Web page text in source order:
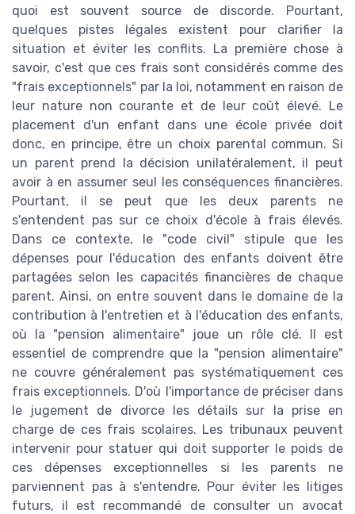
quoi est souvent source de discorde. Pourtant,
quelques pistes légales existent pour clarifier la
situation et éviter les conflits. La première chose à
savoir, c'est que ces frais sont considérés comme des
"frais exceptionnels" par la loi, notamment en raison de
leur nature non courante et de leur coût élevé. Le
placement d'un enfant dans une école privée doit
donc, en principe, être un choix parental commun. Si
un parent prend la décision unilatéralement, il peut
avoir à en assumer seul les conséquences financières.
Pourtant, il se peut que les deux parents ne
s'entendent pas sur ce choix d'école à frais élevés.
Dans ce contexte, le "code civil" stipule que les
dépenses pour l'éducation des enfants doivent être
partagées selon les capacités financières de chaque
parent. Ainsi, on entre souvent dans le domaine de la
contribution à l'entretien et à l'éducation des enfants,
où la "pension alimentaire" joue un rôle clé. Il est
essentiel de comprendre que la "pension alimentaire"
ne couvre généralement pas systématiquement ces
frais exceptionnels. D'où l'importance de préciser dans
le jugement de divorce les détails sur la prise en
charge de ces frais scolaires. Les tribunaux peuvent
intervenir pour statuer qui doit supporter le poids de
ces dépenses exceptionnelles si les parents ne
parviennent pas à s'entendre. Pour éviter les litiges
futurs, il est recommandé de consulter un avocat